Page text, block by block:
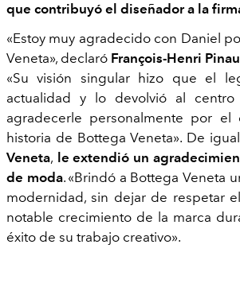
que contribuyó el diseñador a la
«Estoy muy agradecido con Daniel
Veneta», declaró François-Henri
«Su visión singular hizo que el
actualidad y lo devolvió al
agradecerle personalmente por
historia de Bottega Veneta». De
Veneta, le extendió un
de moda. «Brindó a Bottega Veneta
modernidad, sin dejar de respetar
notable crecimiento de la marca
éxito de su trabajo creativo».